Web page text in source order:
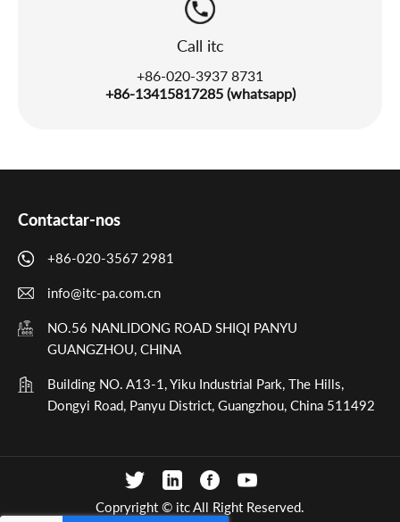
Call itc
+86-020-3937 8731
+86-13415817285 (whatsapp)
Contactar-nos
+86-020-3567 2981
info@itc-pa.com.cn
NO.56 NANLIDONG ROAD SHIQI PANYU
GUANGZHOU, CHINA
Building NO. A13-1, Yiku Industrial Park, The Hills,
Dongyi Road, Panyu District, Guangzhou, China 511492
Copryright © itc All Right Reserved.